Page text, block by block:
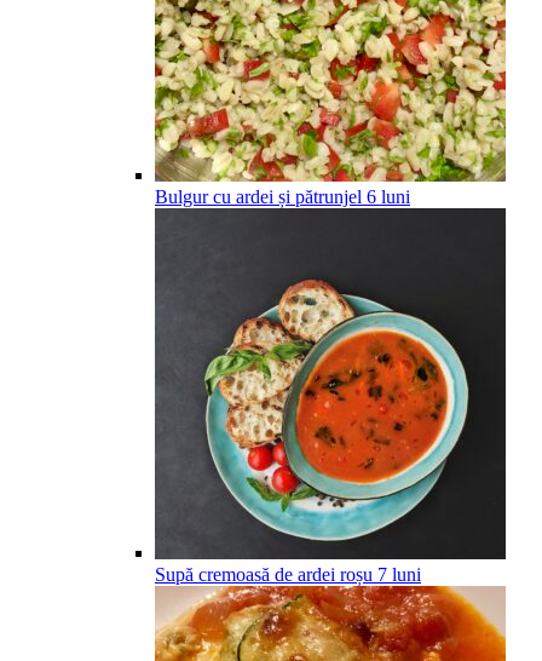
Bulgur cu ardei și pătrunjel 6 luni
Supă cremoasă de ardei roșu 7 luni